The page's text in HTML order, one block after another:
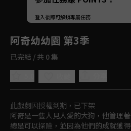
登入後即可解鎖專屬任務
阿奇幼幼園 第3季
已完結 / 共 0 集
此戲劇因授權到期，已下架
阿奇是一隻人見人愛的大狗，他管理
總是可以探險，並因為他們的成就獲得